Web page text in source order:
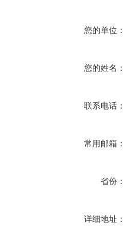
您的单位：
您的姓名：
联系电话：
常用邮箱：
省份：
详细地址：